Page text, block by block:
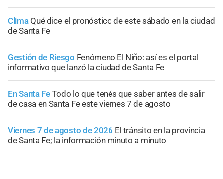
Clima Qué dice el pronóstico de este sábado en la ciudad
de Santa Fe
Gestión de Riesgo Fenómeno El Niño: así es el portal
informativo que lanzó la ciudad de Santa Fe
En Santa FeTodo lo que tenés que saber antes de salir
de casa en Santa Fe este viernes 7 de agosto
Viernes 7 de agosto de 2026 El tránsito en la provincia
de Santa Fe; la información minuto a minuto